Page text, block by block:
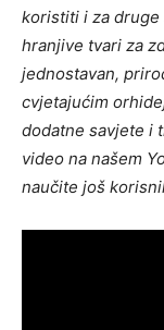
koristiti i za
hranjive tvari za
jednostavan,
cvjetajućim
dodatne savjete i
video na našem
naučite još